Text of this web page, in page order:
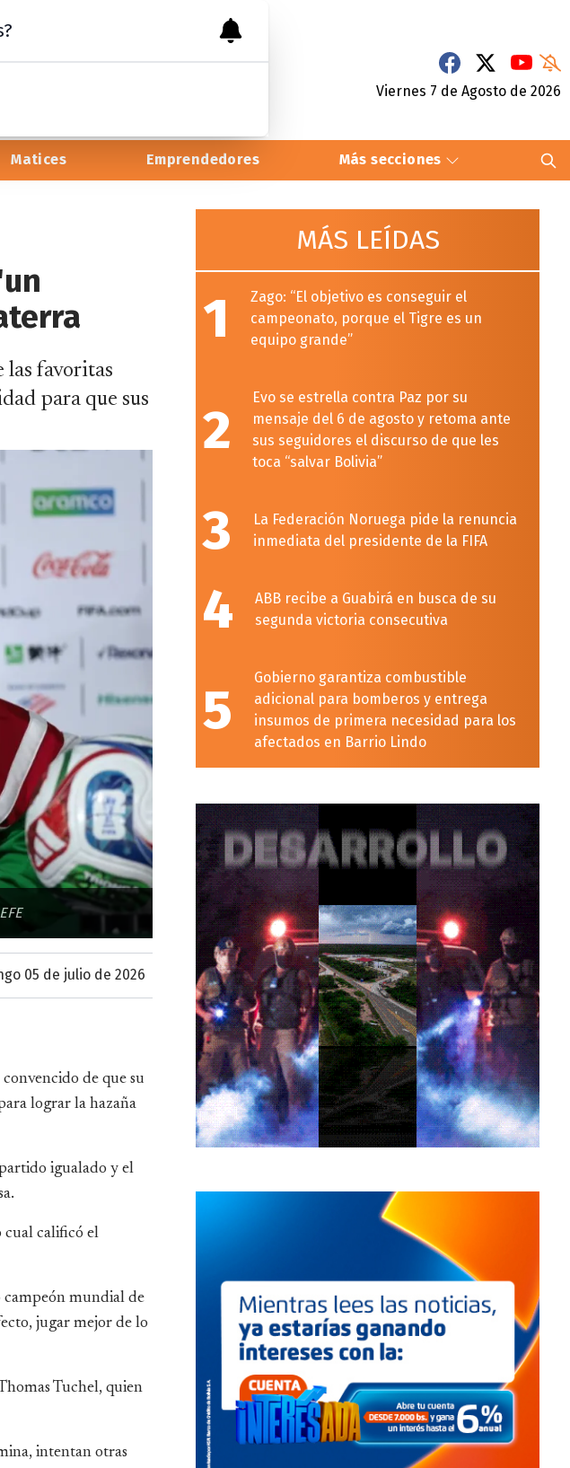
Viernes 7 de Agosto de 2026
Matices Emprendedores Más secciones
las favoritas
para que sus
05 de julio de 2026
de que su
lograr la hazaña
igualado y el
cual calificó el
mundial de
jugar mejor de lo
Tuchel, quien
intentan otras
MÁS LEÍDAS
1
Zago: “El objetivo es conseguir el
campeonato, porque el Tigre es un
equipo grande”
2
Evo se estrella contra Paz por su
mensaje del 6 de agosto y retoma ante
sus seguidores el discurso de que les
toca “salvar Bolivia”
3
La Federación Noruega pide la renuncia
inmediata del presidente de la FIFA
4
ABB recibe a Guabirá en busca de su
segunda victoria consecutiva
5
Gobierno garantiza combustible
adicional para bomberos y entrega
insumos de primera necesidad para los
afectados en Barrio Lindo